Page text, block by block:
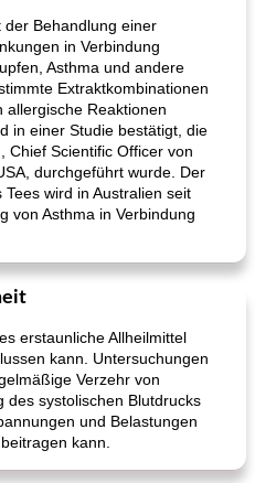
der Behandlung einer
in Verbindung
Asthma und andere
Extraktkombinationen
allergische Reaktionen
in einer Studie bestätigt, die
Chief Scientific Officer von
durchgeführt wurde. Der
wird in Australien seit
von Asthma in Verbindung
erstaunliche Allheilmittel
kann. Untersuchungen
Verzehr von
des systolischen Blutdrucks
und Belastungen
kann.